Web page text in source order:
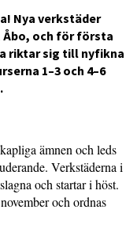
Nya verkstäder
Åbo, och för första
riktar sig till nyfikna
1–3 och 4–6
ämnen och leds
Verkstäderna i
och startar i höst.
och ordnas